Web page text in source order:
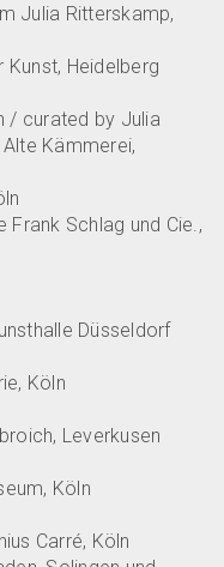
Julia Ritterskamp,
Heidelberg
/ curated by Julia
Kämmerei,
Frank Schlag und Cie.,
Düsseldorf
Köln
Leverkusen
Köln
Carré, Köln